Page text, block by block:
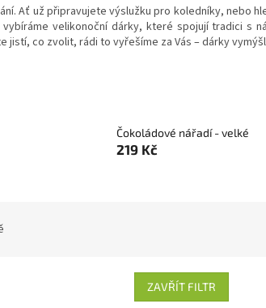
Ať už připravujete výslužku pro koledníky, nebo
velikonoční dárky, které spojují tradici s
co zvolit, rádi to vyřešíme za Vás – dárky
Čokoládové nářadí - velké
219 Kč
ZAVŘÍT FILTR